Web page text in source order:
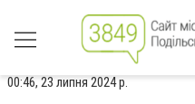
00:46, 23 липня 2024 р.